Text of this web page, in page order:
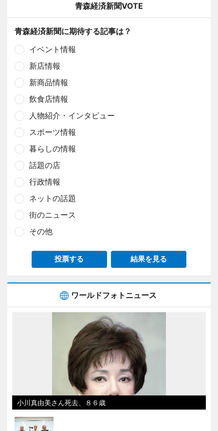
青森経済新聞VOTE
青森経済新聞に期待する記事は？
イベント情報
新店情報
新商品情報
飲食店情報
人物紹介・インタビュー
スポーツ情報
暮らしの情報
話題の店
行政情報
ネットの話題
街のニュース
その他
投票する 結果を見る
ワールドフォトニュース
小川真由美さん死去、８６歳